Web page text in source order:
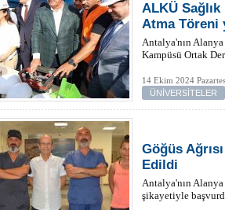
ALKÜ
Atma Töreni
Antalya'nın
Kampüsü Ortak
14 Ekim 2024
ÜNİVERSİTELER
Göğüs
Edildi
Antalya'nın
şikayetiyle